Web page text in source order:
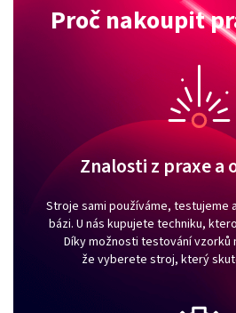
Proč nakoupit
Znalosti z praxe a
Stroje sami používáme, testujeme
bázi. U nás kupujete techniku,
Díky možnosti testování vzorků
že vyberete stroj, který